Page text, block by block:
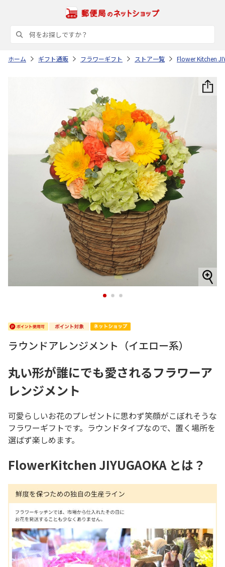
ホーム ギフト通販 フラワーギフト ストア一覧 Flower Kitchen
1 2 3
ラウンドアレンジメント（イエロー系）
丸い形が誰にでも愛されるフラワーア
レンジメント
可愛らしいお花のプレゼントに思わず笑顔がこぼれそうな
フラワーギフトです。ラウンドタイプなので、置く場所を
選ばず楽しめます。
FlowerKitchen JIYUGAOKA とは？